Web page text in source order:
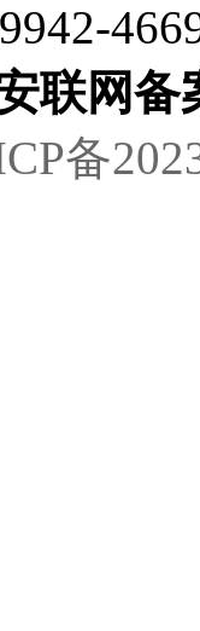
4669
联网备
备